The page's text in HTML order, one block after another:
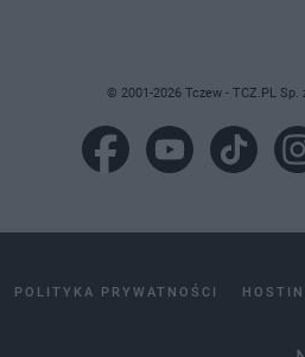
© 2001-2026 Tczew - TCZ.PL
POLITYKA PRYWATNOŚCI